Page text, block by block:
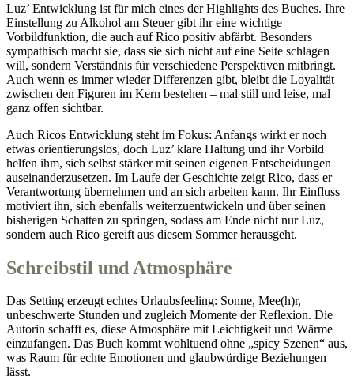
Luz’ Entwicklung ist für mich eines der Highlights des Buches. Ihre
Einstellung zu Alkohol am Steuer gibt ihr eine wichtige
Vorbildfunktion, die auch auf Rico positiv abfärbt. Besonders
sympathisch macht sie, dass sie sich nicht auf eine Seite schlagen
will, sondern Verständnis für verschiedene Perspektiven mitbringt.
Auch wenn es immer wieder Differenzen gibt, bleibt die Loyalität
zwischen den Figuren im Kern bestehen – mal still und leise, mal
ganz offen sichtbar.
Auch Ricos Entwicklung steht im Fokus: Anfangs wirkt er noch
etwas orientierungslos, doch Luz’ klare Haltung und ihr Vorbild
helfen ihm, sich selbst stärker mit seinen eigenen Entscheidungen
auseinanderzusetzen. Im Laufe der Geschichte zeigt Rico, dass er
Verantwortung übernehmen und an sich arbeiten kann. Ihr Einfluss
motiviert ihn, sich ebenfalls weiterzuentwickeln und über seinen
bisherigen Schatten zu springen, sodass am Ende nicht nur Luz,
sondern auch Rico gereift aus diesem Sommer herausgeht.
Schreibstil und Atmosphäre
Das Setting erzeugt echtes Urlaubsfeeling: Sonne, Mee(h)r,
unbeschwerte Stunden und zugleich Momente der Reflexion. Die
Autorin schafft es, diese Atmosphäre mit Leichtigkeit und Wärme
einzufangen. Das Buch kommt wohltuend ohne „spicy Szenen“ aus,
was Raum für echte Emotionen und glaubwürdige Beziehungen
lässt.